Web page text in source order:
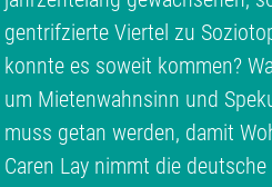
gentrifzierte Viertel zu
konnte es soweit kommen?
um Mietenwahnsinn und
muss getan werden, damit
Caren Lay nimmt die